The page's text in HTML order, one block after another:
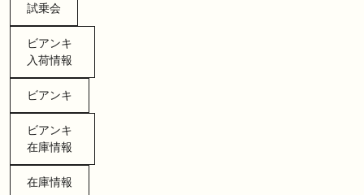
試乗会
ビアンキ
入荷情報
ビアンキ
ビアンキ
在庫情報
在庫情報